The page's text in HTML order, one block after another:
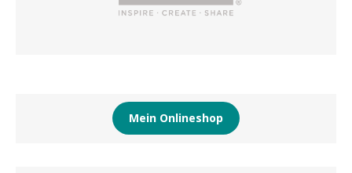
Mein Onlineshop